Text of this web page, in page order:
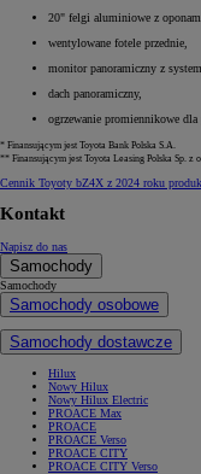
20" felgi aluminiowe z
wentylowane fotele przednie,
monitor panoramiczny z
dach panoramiczny,
ogrzewanie promiennikowe dla
* Finansującym jest Toyota Bank Polska S.A.
** Finansującym jest Toyota Leasing Polska Sp. z
Cennik Toyoty bZ4X z 2024 roku
Kontakt
Napisz do nas
Samochody
Samochody
Samochody osobowe
Samochody dostawcze
Hilux
Nowy Hilux
Nowy Hilux Electric
PROACE Max
PROACE
PROACE Verso
PROACE CITY
PROACE CITY Verso